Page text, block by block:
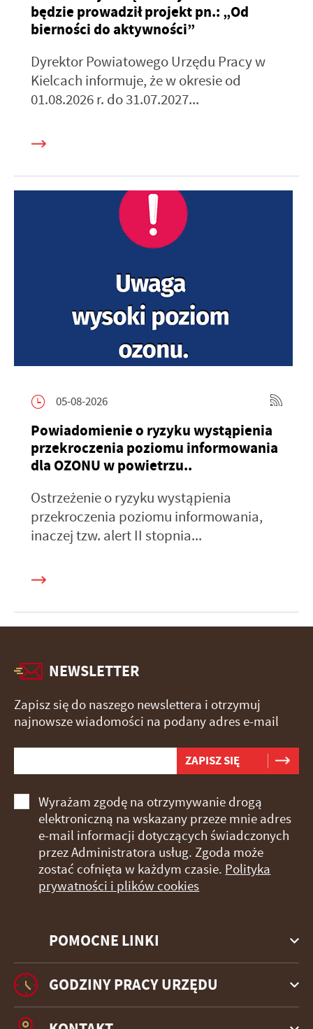
będzie prowadził projekt pn.: „Od
bierności do aktywności”
Dyrektor Powiatowego Urzędu Pracy w
Kielcach informuje, że w okresie od
01.08.2026 r. do 31.07.2027...
05-08-2026
Powiadomienie o ryzyku wystąpienia
przekroczenia poziomu informowania
dla OZONU w powietrzu..
Ostrzeżenie o ryzyku wystąpienia
przekroczenia poziomu informowania,
inaczej tzw. alert II stopnia...
POMOCNE LINKI
NEWSLETTER
Zapisz się do naszego newslettera i otrzymuj
najnowsze wiadomości na podany adres e-mail
Wyrażam zgodę na otrzymywanie drogą
elektroniczną na wskazany przeze mnie adres
e-mail informacji dotyczących świadczonych
przez Administratora usług. Zgoda może
zostać cofnięta w każdym czasie. Polityka
prywatności i plików cookies
GODZINY PRACY URZĘDU